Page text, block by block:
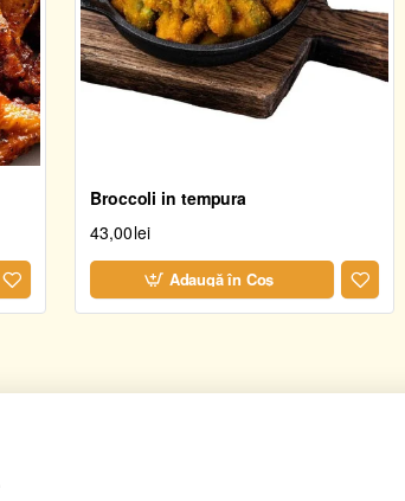
Broccoli in tempura
43,00lei
Adaugă în Coş